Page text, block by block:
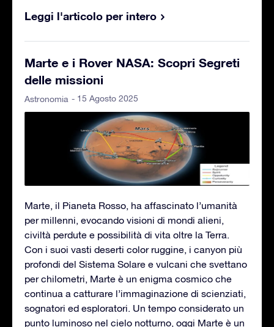
Leggi l'articolo per intero
Marte e i Rover NASA: Scopri Segreti
delle missioni
Astronomia - 15 Agosto 2025
Marte, il Pianeta Rosso, ha affascinato l’umanità
per millenni, evocando visioni di mondi alieni,
civiltà perdute e possibilità di vita oltre la Terra.
Con i suoi vasti deserti color ruggine, i canyon più
profondi del Sistema Solare e vulcani che svettano
per chilometri, Marte è un enigma cosmico che
continua a catturare l’immaginazione di scienziati,
sognatori ed esploratori. Un tempo considerato un
punto luminoso nel cielo notturno, oggi Marte è un